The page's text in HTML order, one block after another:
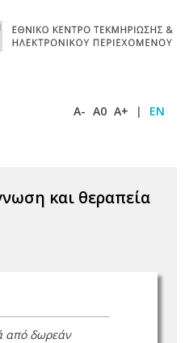
A- A0 A+ | EN
και θεραπεία
από δωρεάν